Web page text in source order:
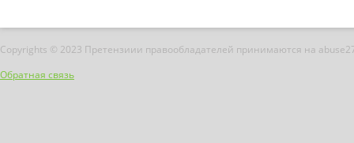
Copyrights © 2023 Претензиии правообладателей принимаются на
Обратная связь